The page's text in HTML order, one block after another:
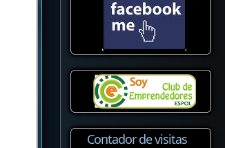
Contador de visitas